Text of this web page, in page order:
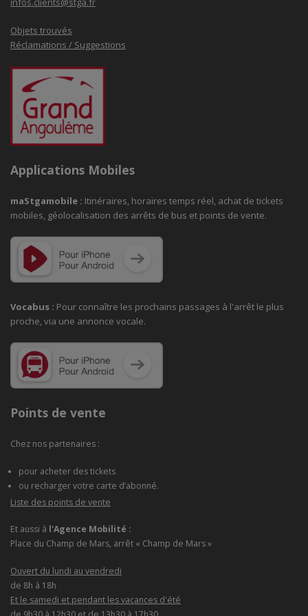
Objets trouvés
Réclamations / Suggestions
Applications Mobiles
maStgamobile : Itinéraires, horaires temps réel, achat de tickets
mobiles, géolocalisation des arrêts de bus et points de vente.
Vocabus : Pour connaître les prochains passages à l'arrêt le plus
proche, via une annonce vocale.
Points de vente
Chez nos partenaires :
pour acheter des tickets
ou recharger votre carte d’abonné.
Liste des points de vente
Et aussi à l'Agence Mobilité :
Place du Champ de Mars, arrêt « Champ de Mars »
Ouvert du lundi au vendredi
de 8h à 18h
Et le samedi et pendant les vacances d'été